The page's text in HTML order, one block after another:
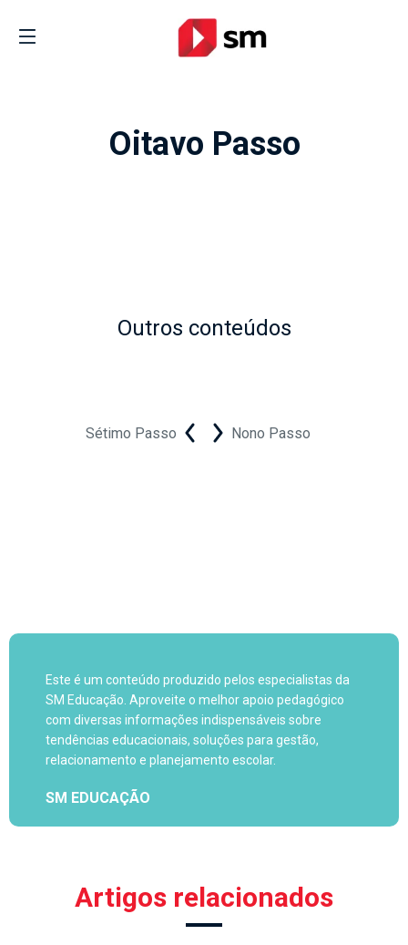
Oitavo Passo
Outros conteúdos
Sétimo Passo Nono Passo
Este é um conteúdo produzido pelos especialistas da
SM Educação. Aproveite o melhor apoio pedagógico
com diversas informações indispensáveis sobre
tendências educacionais, soluções para gestão,
relacionamento e planejamento escolar.
SM EDUCAÇÃO
Artigos relacionados